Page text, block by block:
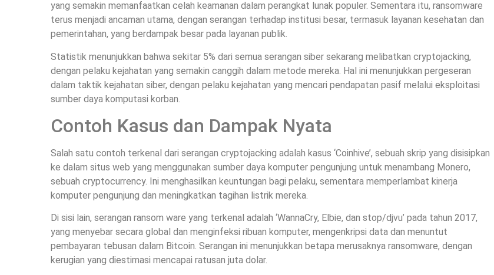
yang semakin memanfaatkan celah keamanan dalam perangkat lunak populer. Sementara itu, ransomware
terus menjadi ancaman utama, dengan serangan terhadap institusi besar, termasuk layanan kesehatan dan
pemerintahan, yang berdampak besar pada layanan publik.
Statistik menunjukkan bahwa sekitar 5% dari semua serangan siber sekarang melibatkan cryptojacking,
dengan pelaku kejahatan yang semakin canggih dalam metode mereka. Hal ini menunjukkan pergeseran
dalam taktik kejahatan siber, dengan pelaku kejahatan yang mencari pendapatan pasif melalui eksploitasi
sumber daya komputasi korban.
Contoh Kasus dan Dampak Nyata
Salah satu contoh terkenal dari serangan cryptojacking adalah kasus ‘Coinhive’, sebuah skrip yang disisipkan
ke dalam situs web yang menggunakan sumber daya komputer pengunjung untuk menambang Monero,
sebuah cryptocurrency. Ini menghasilkan keuntungan bagi pelaku, sementara memperlambat kinerja
komputer pengunjung dan meningkatkan tagihan listrik mereka.
Di sisi lain, serangan ransom ware yang terkenal adalah ‘WannaCry, Elbie, dan stop/djvu’ pada tahun 2017,
yang menyebar secara global dan menginfeksi ribuan komputer, mengenkripsi data dan menuntut
pembayaran tebusan dalam Bitcoin. Serangan ini menunjukkan betapa merusaknya ransomware, dengan
kerugian yang diestimasi mencapai ratusan juta dolar.